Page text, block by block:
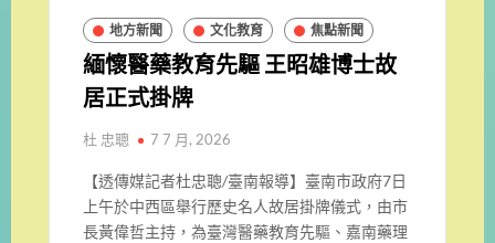
地方新聞 文化教育 焦點新聞
緬懷醫藥教育先驅 王昭雄博士故
居正式掛牌
杜 忠聰 7 7 月, 2026
【透傳媒記者杜忠聰/臺南報導】臺南市政府7日
上午於中西區舉行歷史名人故居掛牌儀式，由市
長黃偉哲主持，為臺灣醫藥教育先驅、嘉南藥理